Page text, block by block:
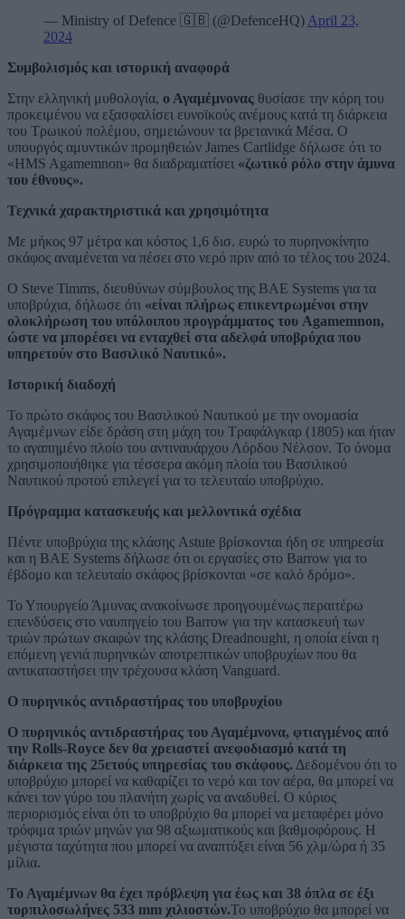
— Ministry of Defence 🇬🇧 (@DefenceHQ) April 23,
2024
Συμβολισμός και ιστορική αναφορά
Στην ελληνική μυθολογία, ο Αγαμέμνονας θυσίασε την κόρη του
προκειμένου να εξασφαλίσει ευνοϊκούς ανέμους κατά τη διάρκεια
του Τρωικού πολέμου, σημειώνουν τα βρετανικά Μέσα. Ο
υπουργός αμυντικών προμηθειών James Cartlidge δήλωσε ότι το
«HMS Agamemnon» θα διαδραματίσει «ζωτικό ρόλο στην άμυνα
του έθνους».
Τεχνικά χαρακτηριστικά και χρησιμότητα
Με μήκος 97 μέτρα και κόστος 1,6 δισ. ευρώ το πυρηνοκίνητο
σκάφος αναμένεται να πέσει στο νερό πριν από το τέλος του 2024.
Ο Steve Timms, διευθύνων σύμβουλος της BAE Systems για τα
υποβρύχια, δήλωσε ότι «είναι πλήρως επικεντρωμένοι στην
ολοκλήρωση του υπόλοιπου προγράμματος του Agamemnon,
ώστε να μπορέσει να ενταχθεί στα αδελφά υποβρύχια που
υπηρετούν στο Βασιλικό Ναυτικό».
Ιστορική διαδοχή
Το πρώτο σκάφος του Βασιλικού Ναυτικού με την ονομασία
Αγαμέμνων είδε δράση στη μάχη του Τραφάλγκαρ (1805) και ήταν
το αγαπημένο πλοίο του αντιναυάρχου Λόρδου Νέλσον. Το όνομα
χρησιμοποιήθηκε για τέσσερα ακόμη πλοία του Βασιλικού
Ναυτικού προτού επιλεγεί για το τελευταίο υποβρύχιο.
Πρόγραμμα κατασκευής και μελλοντικά σχέδια
Πέντε υποβρύχια της κλάσης Astute βρίσκονται ήδη σε υπηρεσία
και η BAE Systems δήλωσε ότι οι εργασίες στο Barrow για το
έβδομο και τελευταίο σκάφος βρίσκονται «σε καλό δρόμο».
Το Υπουργείο Άμυνας ανακοίνωσε προηγουμένως περαιτέρω
επενδύσεις στο ναυπηγείο του Barrow για την κατασκευή των
τριών πρώτων σκαφών της κλάσης Dreadnought, η οποία είναι η
επόμενη γενιά πυρηνικών αποτρεπτικών υποβρυχίων που θα
αντικαταστήσει την τρέχουσα κλάση Vanguard.
Ο πυρηνικός αντιδραστήρας του υποβρυχίου
Ο πυρηνικός αντιδραστήρας του Αγαμέμνονα, φτιαγμένος από
την Rolls-Royce δεν θα χρειαστεί ανεφοδιασμό κατά τη
διάρκεια της 25ετούς υπηρεσίας του σκάφους. Δεδομένου ότι το
υποβρύχιο μπορεί να καθαρίζει το νερό και τον αέρα, θα μπορεί να
κάνει τον γύρο του πλανήτη χωρίς να αναδυθεί. Ο κύριος
περιορισμός είναι ότι το υποβρύχιο θα μπορεί να μεταφέρει μόνο
τρόφιμα τριών μηνών για 98 αξιωματικούς και βαθμοφόρους. H
μέγιστα ταχύτητα που μπορεί να αναπτύξει είναι 56 χλμ/ώρα ή 35
μίλια.
Το Αγαμέμνων θα έχει πρόβλεψη για έως και 38 όπλα σε έξι
τορπιλοσωλήνες 533 mm χιλιοστών.Το υποβρύχιο θα μπορεί να